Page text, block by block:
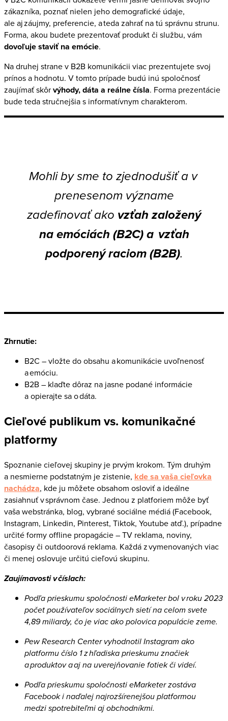
zákazníka, poznať nielen jeho demografické údaje,
ale aj záujmy, preferencie, a teda zahrať na tú správnu strunu.
Forma, akou budete prezentovať produkt či službu, vám
dovoľuje staviť na emócie.
Na druhej strane v B2B komunikácii viac prezentujete svoj
prínos a hodnotu. V tomto prípade budú inú spoločnosť
zaujímať skôrvýhody, dáta a reálne čísla. Forma prezentácie
bude teda stručnejšia s informatívnym charakterom.
Mohli by sme to zjednodušiť a v
prenesenom význame
zadefinovať ako vzťah založený
na emóciách (B2C) a vzťah
podporený raciom (B2B).
Zhrnutie:
B2C – vložte do obsahu a komunikácie uvoľnenosť
a emóciu.
B2B – klaďte dôraz na jasne podané informácie
a opierajte sa o dáta.
Cieľové publikum vs. komunikačné
platformy
Spoznanie cieľovej skupiny je prvým krokom. Tým druhým
a nesmierne podstatným je zistenie, kde sa vaša cieľovka
nachádza, kde ju môžete obsahom osloviť a ideálne
zasiahnuť v správnom čase. Jednou z platforiem môže byť
vaša webstránka, blog, vybrané sociálne médiá (Facebook,
Instagram, Linkedin, Pinterest, Tiktok, Youtube atď.), prípadne
určité formy offline propagácie – TV reklama, noviny,
časopisy či outdoorová reklama. Každá z vymenovaných viac
či menej oslovuje určitú cieľovú skupinu.
Zaujímavosti v číslach:
Podľa prieskumu spoločnosti eMarketer bol v roku 2023
počet používateľov sociálnych sietí na celom svete
4,89 miliardy, čo je viac ako polovica populácie zeme.
Pew Research Center vyhodnotil Instagram ako
platformu číslo 1 z hľadiska prieskumu značiek
a produktov a aj na uverejňovanie fotiek či videí.
Podľa prieskumu spoločnosti eMarketer zostáva
Facebook i naďalej najrozšírenejšou platformou
medzi spotrebiteľmi aj obchodníkmi.